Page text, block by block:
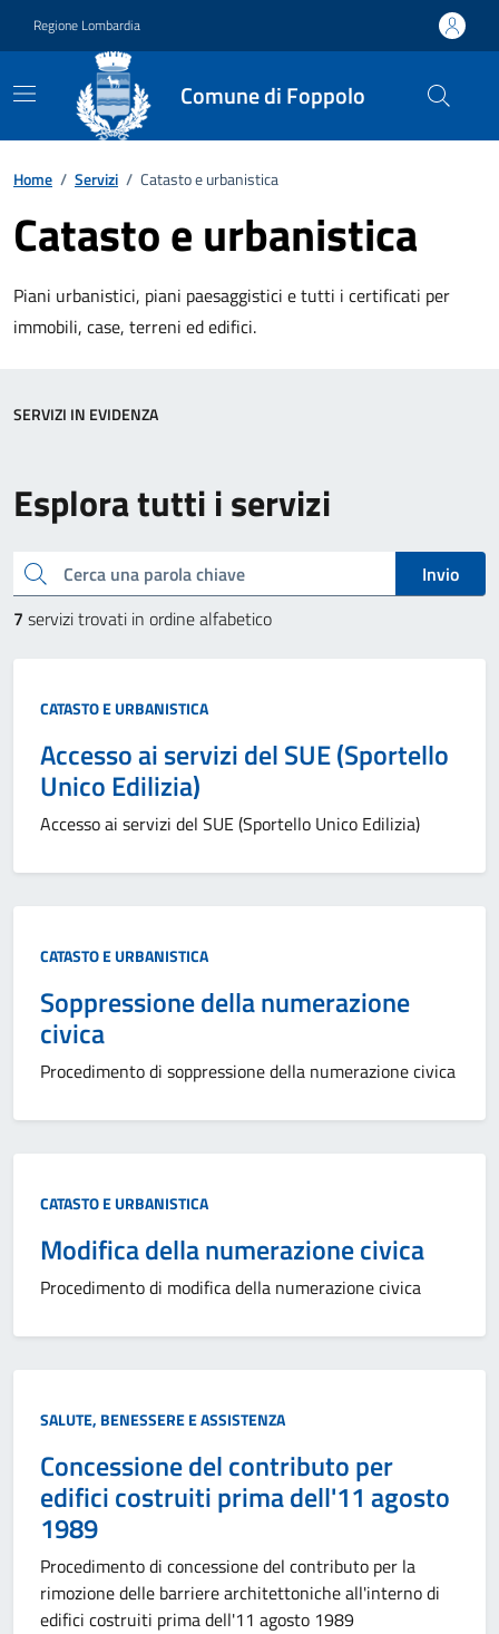
Regione Lombardia
Comune di Foppolo
Home / Servizi / Catasto e urbanistica
Catasto e urbanistica
Piani urbanistici, piani paesaggistici e tutti i certificati per
immobili, case, terreni ed edifici.
Esplora tutti i servizi
Cerca una parola chiave
Invio
7 servizi trovati in ordine alfabetico
CATASTO E URBANISTICA
Accesso ai servizi del SUE (Sportello
Unico Edilizia)
Accesso ai servizi del SUE (Sportello Unico Edilizia)
CATASTO E URBANISTICA
Soppressione della numerazione
civica
Procedimento di soppressione della numerazione civica
CATASTO E URBANISTICA
Modifica della numerazione civica
Procedimento di modifica della numerazione civica
SALUTE, BENESSERE E ASSISTENZA
Concessione del contributo per
edifici costruiti prima dell'11 agosto
1989
Procedimento di concessione del contributo per la
rimozione delle barriere architettoniche all'interno di
edifici costruiti prima dell'11 agosto 1989
SERVIZI IN EVIDENZA